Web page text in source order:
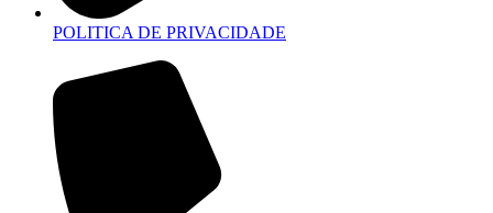
POLITICA DE PRIVACIDADE